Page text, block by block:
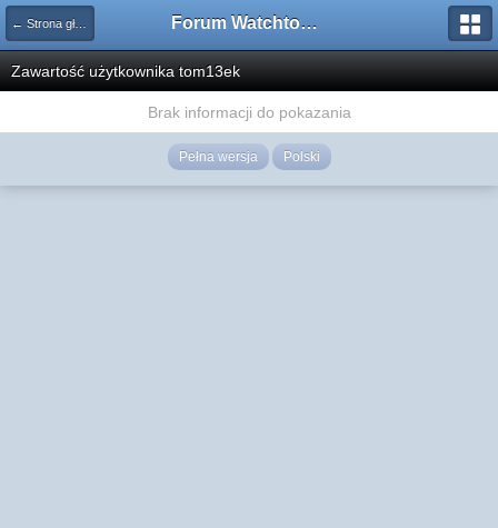
← Strona główna Forum Watchtower
Zawartość użytkownika tom13ek
Brak informacji do pokazania
Pełna wersja Polski